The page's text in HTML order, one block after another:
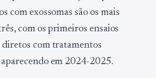
com exossomas são os mais
com os primeiros ensaios
diretos com tratamentos
aparecendo em 2024-2025.